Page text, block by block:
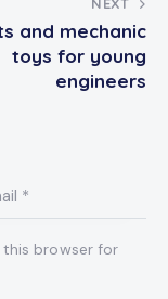
and mechanic
toys for young
engineers
this browser for